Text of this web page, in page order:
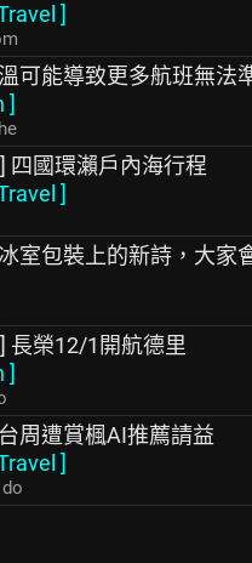
]
可能導致更多航班無
]
四國環瀨戶內海行程
]
室包裝上的新詩，大家
長榮12/1開航德里
]
周遭賞楓AI推薦請益
]